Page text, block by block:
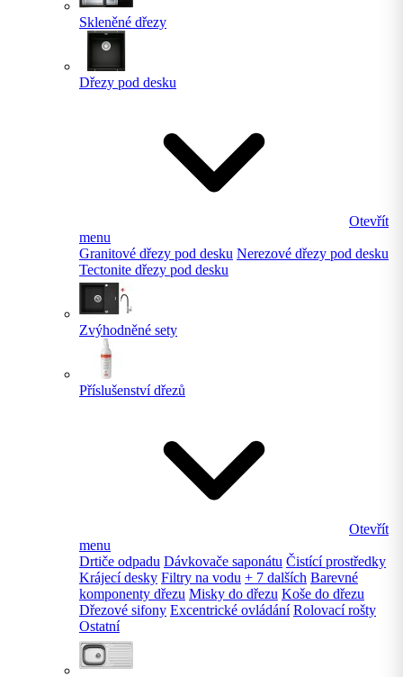
Skleněné dřezy
Dřezy pod desku
Otevřít
menu
Granitové dřezy pod desku Nerezové dřezy pod desku
Tectonite dřezy pod desku
Zvýhodněné sety
Příslušenství dřezů
Otevřít
menu
Drtiče odpadu Dávkovače saponátu Čistící prostředky
Krájecí desky Filtry na vodu + 7 dalších Barevné
komponenty dřezu Misky do dřezu Koše do dřezu
Dřezové sifony Excentrické ovládání Rolovací rošty
Ostatní